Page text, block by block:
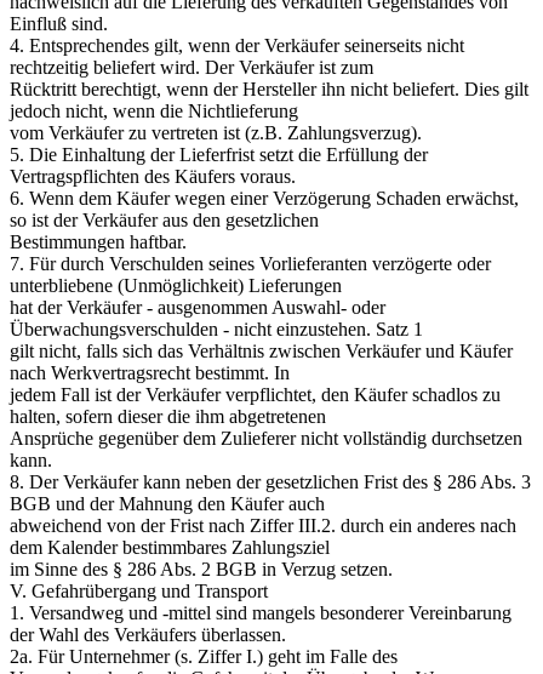
Einfluß sind.
4. Entsprechendes gilt, wenn der Verkäufer seinerseits nicht
rechtzeitig beliefert wird. Der Verkäufer ist zum
Rücktritt berechtigt, wenn der Hersteller ihn nicht beliefert. Dies gilt
jedoch nicht, wenn die Nichtlieferung
vom Verkäufer zu vertreten ist (z.B. Zahlungsverzug).
5. Die Einhaltung der Lieferfrist setzt die Erfüllung der
Vertragspflichten des Käufers voraus.
6. Wenn dem Käufer wegen einer Verzögerung Schaden erwächst,
so ist der Verkäufer aus den gesetzlichen
Bestimmungen haftbar.
7. Für durch Verschulden seines Vorlieferanten verzögerte oder
unterbliebene (Unmöglichkeit) Lieferungen
hat der Verkäufer - ausgenommen Auswahl- oder
Überwachungsverschulden - nicht einzustehen. Satz 1
gilt nicht, falls sich das Verhältnis zwischen Verkäufer und Käufer
nach Werkvertragsrecht bestimmt. In
jedem Fall ist der Verkäufer verpflichtet, den Käufer schadlos zu
halten, sofern dieser die ihm abgetretenen
Ansprüche gegenüber dem Zulieferer nicht vollständig durchsetzen
kann.
8. Der Verkäufer kann neben der gesetzlichen Frist des § 286 Abs. 3
BGB und der Mahnung den Käufer auch
abweichend von der Frist nach Ziffer III.2. durch ein anderes nach
dem Kalender bestimmbares Zahlungsziel
im Sinne des § 286 Abs. 2 BGB in Verzug setzen.
V. Gefahrübergang und Transport
1. Versandweg und -mittel sind mangels besonderer Vereinbarung
der Wahl des Verkäufers überlassen.
2a. Für Unternehmer (s. Ziffer I.) geht im Falle des